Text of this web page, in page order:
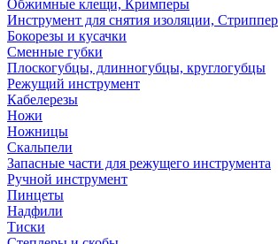
Обжимные клещи, Кримперы
Инструмент для снятия изоляции,
Бокорезы и кусачки
Сменные губки
Плоскогубцы, длинногубцы, круглогубцы
Режущий инструмент
Кабелерезы
Ножи
Ножницы
Скальпели
Запасные части для режущего инструмента
Ручной инструмент
Пинцеты
Надфили
Тиски